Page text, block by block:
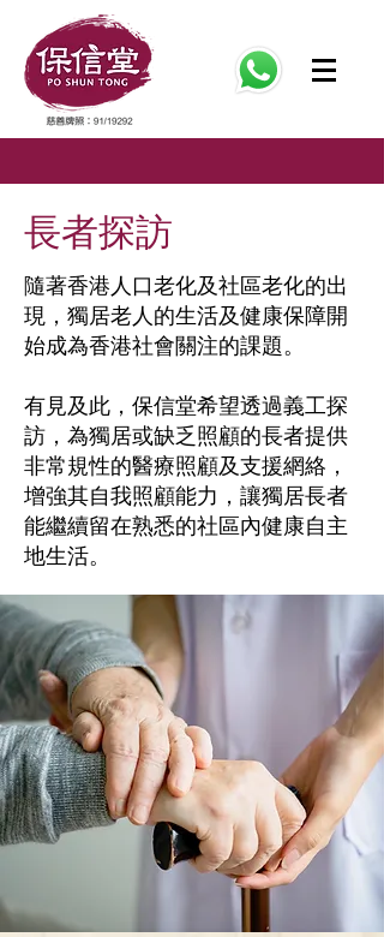
長者探訪
隨著香港人口老化及社區老化的出
現，獨居老人的生活及健康保障開
始成為香港社會關注的課題。
有見及此，保信堂希望透過義工探
訪，為獨居或缺乏照顧的長者提供
非常規性的醫療照顧及支援網絡，
增強其自我照顧能力，讓獨居長者
能繼續留在熟悉的社區內健康自主
地生活。